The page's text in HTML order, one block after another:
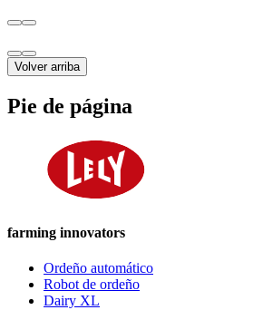
Volver arriba
Pie de página
farming innovators
Ordeño automático
Robot de ordeño
Dairy XL